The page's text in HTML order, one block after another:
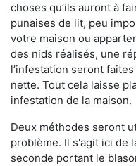
choses qu’ils auront à
punaises de lit, peu
votre maison ou
des nids réalisés, une
l’infestation seront
nette. Tout cela laisse
infestation de la maison.
Deux méthodes seront
problème. Il s'agit ici de
seconde portant le